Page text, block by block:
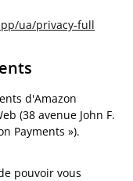
ua/privacy-full
d'Amazon
(38 avenue John F.
Payments »).
pouvoir vous